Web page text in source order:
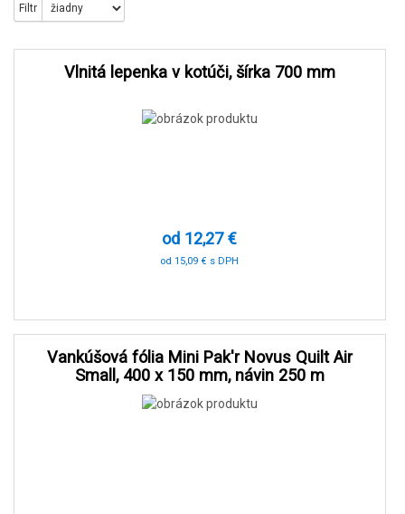
Filtr
Vlnitá lepenka v kotúči, šírka 700 mm
od 12,27 €
od 15,09 € s DPH
Vankúšová fólia Mini Pak'r Novus Quilt Air
Small, 400 x 150 mm, návin 250 m